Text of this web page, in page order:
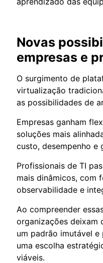
Novas
empresas e
O surgimento de
virtualização
as possibilidades de
Empresas ganham
soluções mais
custo, desempenho e
Profissionais de TI
mais dinâmicos, com
observabilidade e
Ao compreender
organizações deixam
um padrão imutável
uma escolha
viáveis.